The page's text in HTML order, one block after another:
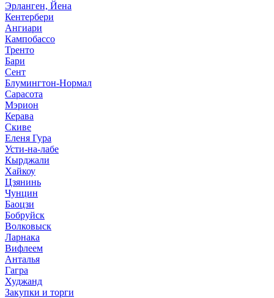
Эрланген, Йена
Кентербери
Ангиари
Кампобассо
Тренто
Бари
Сент
Блумингтон-Нормал
Сарасота
Мэрион
Керава
Скиве
Еленя Гура
Усти-на-лабе
Кырджали
Хайкоу
Цзянинь
Чунцин
Баоцзи
Бобруйск
Волковыск
Ларнака
Вифлеем
Анталья
Гагра
Худжанд
Закупки и торги